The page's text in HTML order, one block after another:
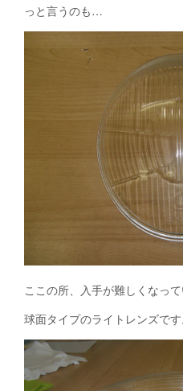
っと言うのも…
ここの所、入手が難しくなっ
球面タイプのライトレンズです